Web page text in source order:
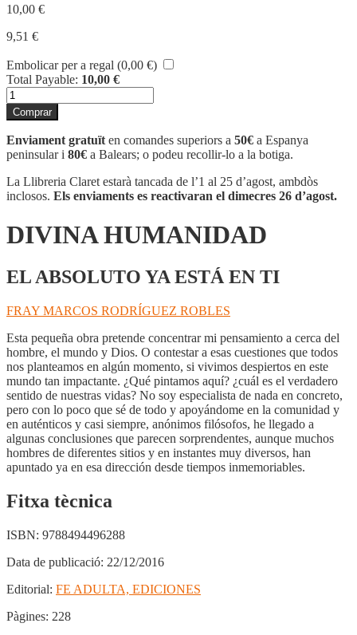
10,00 €
9,51 €
Embolicar per a regal (0,00 €)
Total Payable: 10,00 €
quantitat
de
DIVINA
HUMANIDAD
Comprar
Enviament gratuït en comandes superiors a 50€ a Espanya
peninsular i 80€ a Balears; o podeu recollir-lo a la botiga.
La Llibreria Claret estarà tancada de l’1 al 25 d’agost, ambdòs
inclosos. Els enviaments es reactivaran el dimecres 26 d’agost.
DIVINA HUMANIDAD
EL ABSOLUTO YA ESTÁ EN TI
FRAY MARCOS RODRÍGUEZ ROBLES
Esta pequeña obra pretende concentrar mi pensamiento a cerca del
hombre, el mundo y Dios. O contestar a esas cuestiones que todos
nos planteamos en algún momento, si vivimos despiertos en este
mundo tan impactante. ¿Qué pintamos aquí? ¿cuál es el verdadero
sentido de nuestras vidas? No soy especialista de nada en concreto,
pero con lo poco que sé de todo y apoyándome en la comunidad y
en auténticos y casi siempre, anónimos filósofos, he llegado a
algunas conclusiones que parecen sorprendentes, aunque muchos
hombres de diferentes sitios y en instantes muy diversos, han
apuntado ya en esa dirección desde tiempos inmemoriables.
Fitxa tècnica
ISBN: 9788494496288
Data de publicació: 22/12/2016
Editorial: FE ADULTA, EDICIONES
Pàgines: 228